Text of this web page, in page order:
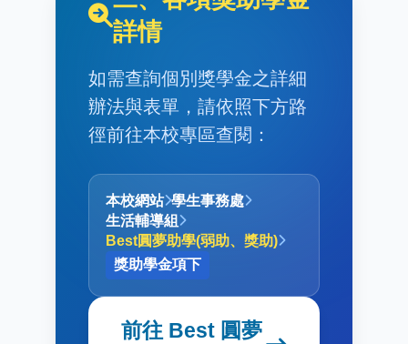
詳情
如需查詢個別獎學金之詳細
辦法與表單，請依照下方路
徑前往本校專區查閱：
本校網站 學生事務處
生活輔導組
Best圓夢助學(弱助、獎助)
獎助學金項下
前往 Best 圓夢